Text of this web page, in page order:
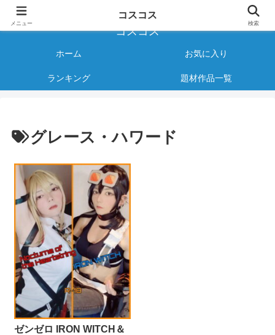
様々なジャンルのコスプレAVをご紹介する情報サイト
コスコス
ホーム お気に入り
ランキング 題材作品一覧
グレース・ハワード
ゼンゼロ IRON WITCH＆
メニュー
コスコス
検索